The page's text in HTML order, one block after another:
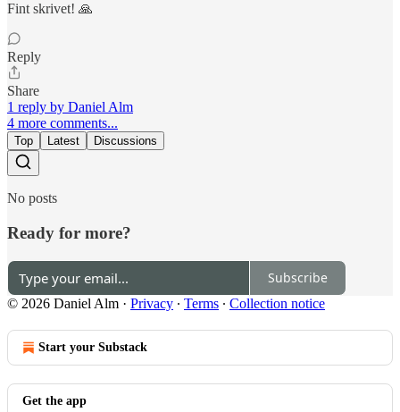
Fint skrivet! 🙏
Reply
Share
1 reply by Daniel Alm
4 more comments...
Top Latest Discussions
No posts
Ready for more?
Subscribe
© 2026 Daniel Alm · Privacy ∙ Terms ∙ Collection notice
Start your Substack
Get the app